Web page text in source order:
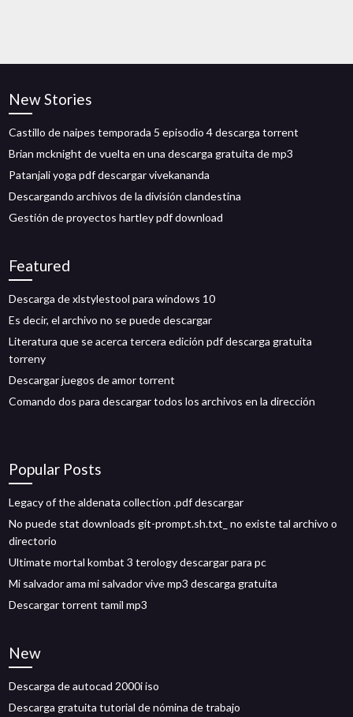
New Stories
Castillo de naipes temporada 5 episodio 4 descarga torrent
Brian mcknight de vuelta en una descarga gratuita de mp3
Patanjali yoga pdf descargar vivekananda
Descargando archivos de la división clandestina
Gestión de proyectos hartley pdf download
Featured
Descarga de xlstylestool para windows 10
Es decir, el archivo no se puede descargar
Literatura que se acerca tercera edición pdf descarga gratuita
torreny
Descargar juegos de amor torrent
Comando dos para descargar todos los archivos en la dirección
Popular Posts
Legacy of the aldenata collection .pdf descargar
No puede stat downloads git-prompt.sh.txt_ no existe tal archivo o
directorio
Ultimate mortal kombat 3 terology descargar para pc
Mi salvador ama mi salvador vive mp3 descarga gratuita
Descargar torrent tamil mp3
New
Descarga de autocad 2000i iso
Descarga gratuita tutorial de nómina de trabajo